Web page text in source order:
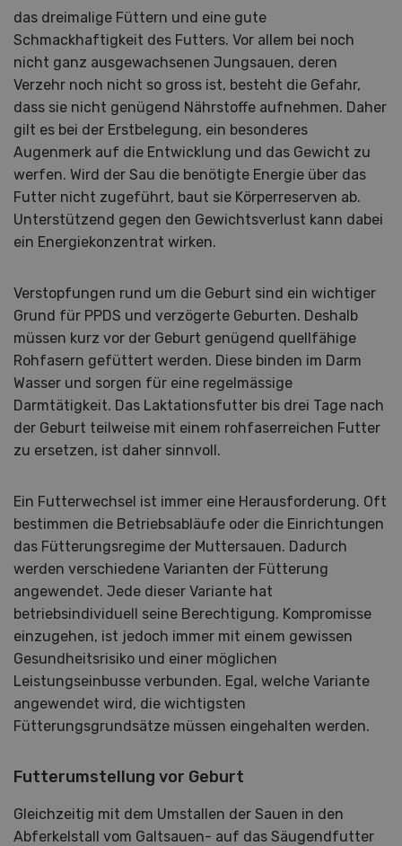
das dreimalige Füttern und eine gute
Schmackhaftigkeit des Futters. Vor allem bei noch
nicht ganz ausgewachsenen Jungsauen, deren
Verzehr noch nicht so gross ist, besteht die Gefahr,
dass sie nicht genügend Nährstoffe aufnehmen. Daher
gilt es bei der Erstbelegung, ein besonderes
Augenmerk auf die Entwicklung und das Gewicht zu
werfen. Wird der Sau die benötigte Energie über das
Futter nicht zugeführt, baut sie Körperreserven ab.
Unterstützend gegen den Gewichtsverlust kann dabei
ein Energiekonzentrat wirken.
Verstopfungen rund um die Geburt sind ein wichtiger
Grund für PPDS und verzögerte Geburten. Deshalb
müssen kurz vor der Geburt genügend quellfähige
Rohfasern gefüttert werden. Diese binden im Darm
Wasser und sorgen für eine regelmässige
Darmtätigkeit. Das Laktationsfutter bis drei Tage nach
der Geburt teilweise mit einem rohfaserreichen Futter
zu ersetzen, ist daher sinnvoll.
Ein Futterwechsel ist immer eine Herausforderung. Oft
bestimmen die Betriebsabläufe oder die Einrichtungen
das Fütterungsregime der Muttersauen. Dadurch
werden verschiedene Varianten der Fütterung
angewendet. Jede dieser Variante hat
betriebsindividuell seine Berechtigung. Kompromisse
einzugehen, ist jedoch immer mit einem gewissen
Gesundheitsrisiko und einer möglichen
Leistungseinbusse verbunden. Egal, welche Variante
angewendet wird, die wichtigsten
Fütterungsgrundsätze müssen eingehalten werden.
Futterumstellung vor Geburt
Gleichzeitig mit dem Umstallen der Sauen in den
Abferkelstall vom Galtsauen- auf das Säugendfutter